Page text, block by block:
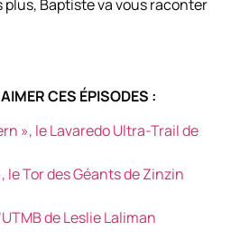
plus, Baptiste va vous raconter
CES ÉPISODES :
», le Lavaredo Ultra-Trail de
le Tor des Géants de Zinzin
de Leslie Laliman